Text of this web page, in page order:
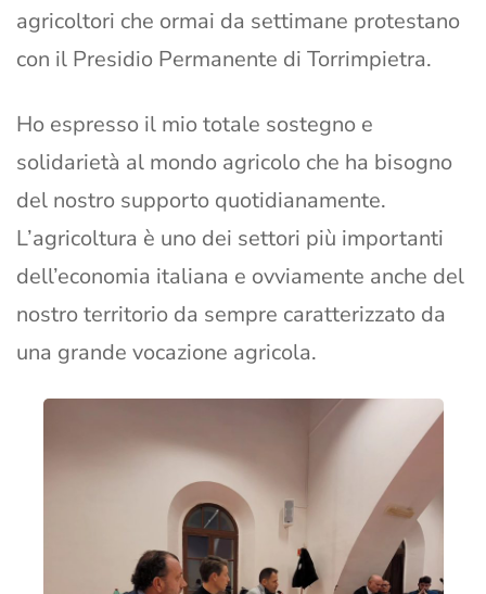
agricoltori che ormai da settimane protestano
con il Presidio Permanente di Torrimpietra.
Ho espresso il mio totale sostegno e
solidarietà al mondo agricolo che ha bisogno
del nostro supporto quotidianamente.
L’agricoltura è uno dei settori più importanti
dell’economia italiana e ovviamente anche del
nostro territorio da sempre caratterizzato da
una grande vocazione agricola.